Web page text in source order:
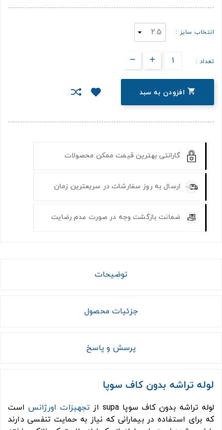
انتخاب سایز :
تعداد :
 افزودن به سبد
گارانتی بهترین قیمت ممکن محصولات
ارسال به روز سفارشات در سریعترین زمان
ضمانت بازگشت وجه در صورت عدم رضایت
توضیحات
جزئیات محصول
پرسش و پاسخ
لوله تراشه بدون کاف سوپا
لوله تراشه بدون کاف سوپا supa از تجهیزات اورژانساست
که برای استفاده در بیمارانی که نیاز به حمایت تنفسی دارند